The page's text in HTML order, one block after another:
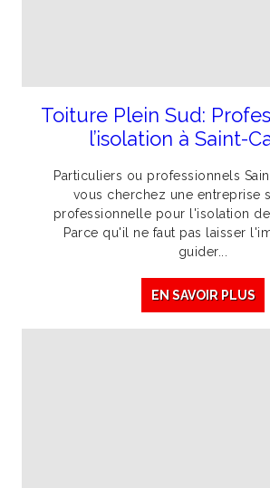
Toiture Plein Sud:
l’isolation à Saint-
Particuliers ou professionnels
vous cherchez une entreprise
professionnelle pour l'isolation
Parce qu'il ne faut pas laisser
guider...
EN SAVOIR PLUS